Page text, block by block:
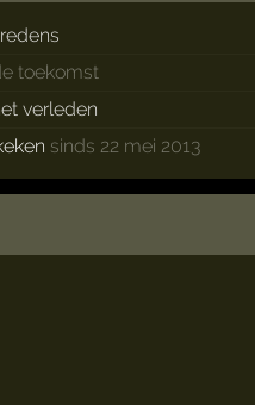
toekomst
verleden
sinds 22 mei 2013